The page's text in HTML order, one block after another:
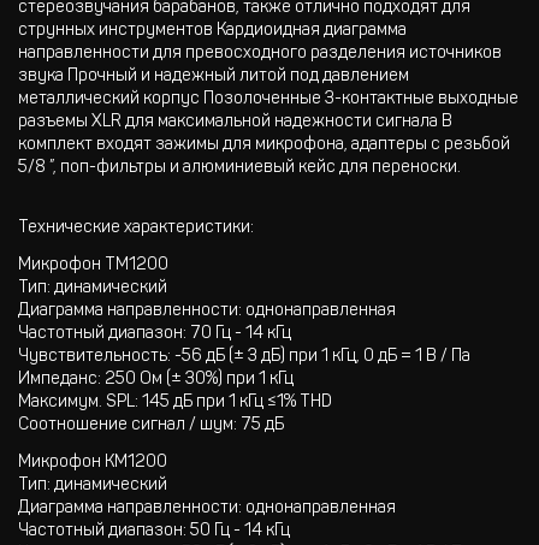
стереозвучания барабанов, также отлично подходят для
струнных инструментов Кардиоидная диаграмма
направленности для превосходного разделения источников
звука Прочный и надежный литой под давлением
металлический корпус Позолоченные 3-контактные выходные
разъемы XLR для максимальной надежности сигнала В
комплект входят зажимы для микрофона, адаптеры с резьбой
5/8 ”, поп-фильтры и алюминиевый кейс для переноски.
Технические характеристики:
Микрофон TM1200
Тип: динамический
Диаграмма направленности: однонаправленная
Частотный диапазон: 70 Гц - 14 кГц
Чувствительность: -56 дБ (± 3 дБ) при 1 кГц, 0 дБ = 1 В / Па
Импеданс: 250 Ом (± 30%) при 1 кГц
Максимум. SPL: 145 дБ при 1 кГц ≤1% THD
Соотношение сигнал / шум: 75 дБ
Микрофон KM1200
Тип: динамический
Диаграмма направленности: однонаправленная
Частотный диапазон: 50 Гц - 14 кГц